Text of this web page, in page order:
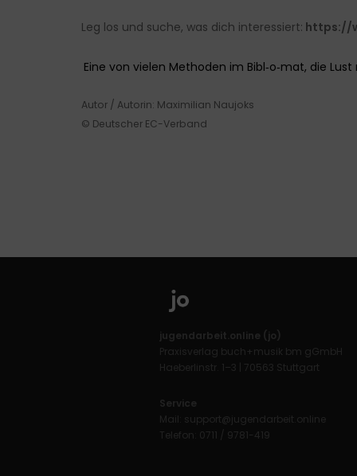
Leg los und suche, was dich interessiert: https://
Eine von vielen Methoden im Bibl‑o‑mat, die
Autor / Autorin: Maximilian Naujoks
© Deutscher EC-Verband
jugendarbeit.online (jo)
Praxisverlag buch+musik bm gGmbH
Haeberlinstr. 1–3 | 70563 Stuttgart
Service
Mail: support@jugendarbeit.online
Telefon: 0711 / 9781-419